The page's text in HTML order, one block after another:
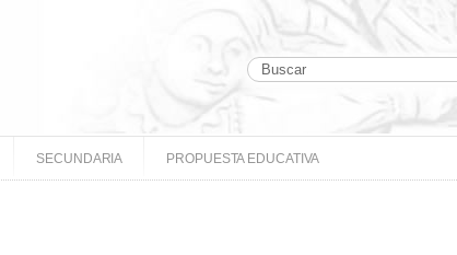
SECUNDARIA PROPUESTA EDUCATIVA